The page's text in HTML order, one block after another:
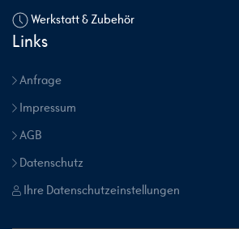
Werkstatt & Zubehör
Links
Anfrage
Impressum
AGB
Datenschutz
Ihre Datenschutzeinstellungen